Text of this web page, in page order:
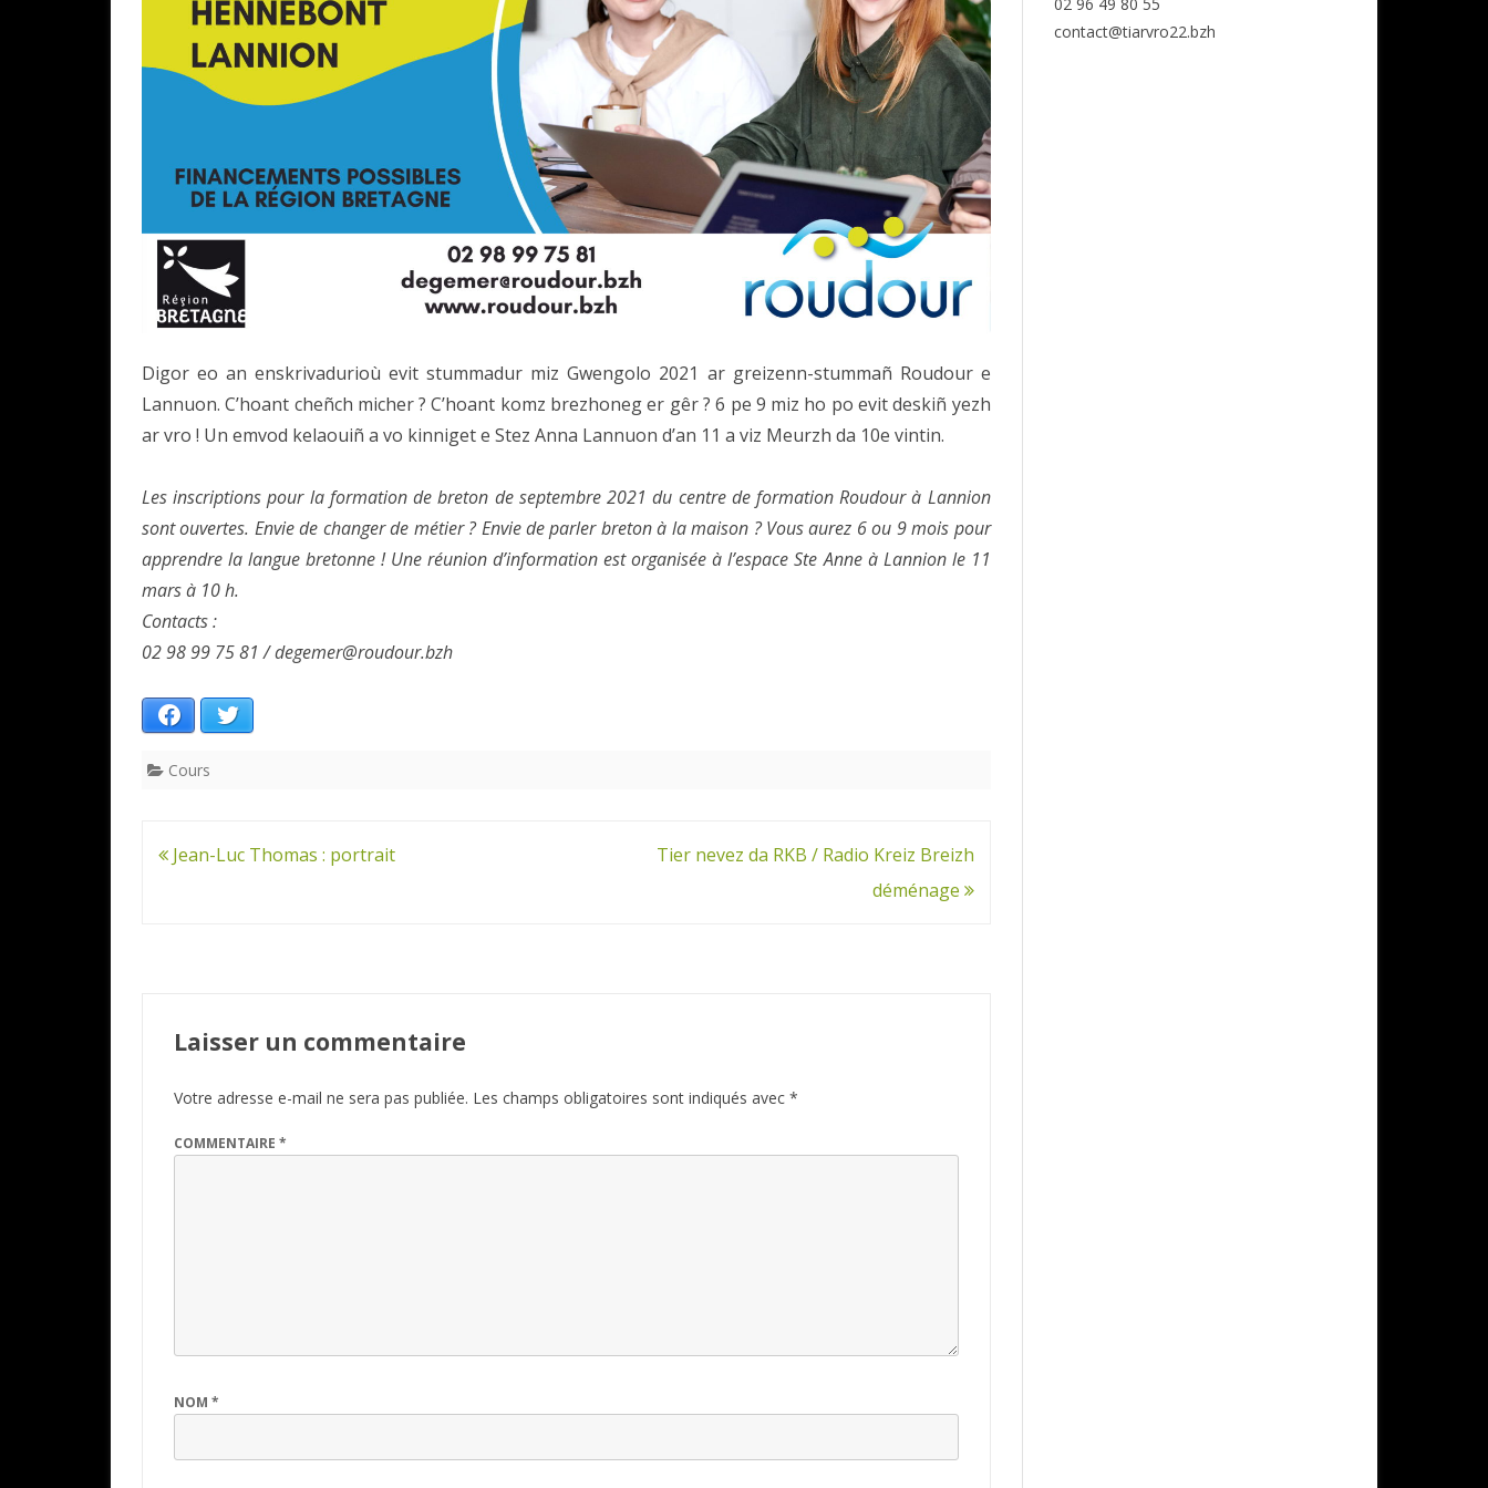
Digor eo an enskrivadurioù evit stummadur miz Gwengolo 2021 ar greizenn-stummañ Roudour e
Lannuon. C’hoant cheñch micher ? C’hoant komz brezhoneg er gêr ? 6 pe 9 miz ho po evit deskiñ yezh
ar vro ! Un emvod kelaouiñ a vo kinniget e Stez Anna Lannuon d’an 11 a viz Meurzh da 10e vintin.
Les inscriptions pour la formation de breton de septembre 2021 du centre de formation Roudour à Lannion
sont ouvertes. Envie de changer de métier ? Envie de parler breton à la maison ? Vous aurez 6 ou 9 mois pour
apprendre la langue bretonne ! Une réunion d’information est organisée à l’espace Ste Anne à Lannion le 11
mars à 10 h.
Contacts :
02 98 99 75 81 / degemer@roudour.bzh
Facebook
Cours
Navigation
Jean-Luc Thomas : portrait
Tier nevez da RKB / Radio Kreiz Breizh
déménage
Laisser un commentaire
Votre adresse e-mail ne sera pas publiée. Les champs obligatoires sont indiqués avec *
COMMENTAIRE *
NOM *
contact@tiarvro22.bzh